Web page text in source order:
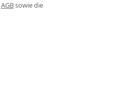
AGBsowie die